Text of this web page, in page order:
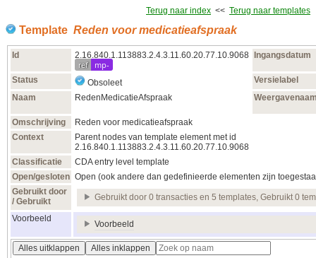
Terug naar index << Terug naar templates
Template Reden voor medicatieafspraak
Id 2.16.840.1.113883.2.4.3.11.60.20.77.10.9068
ref mp-
Ingangsdatum
Status Obsoleet
Versielabel
Naam
RedenMedicatieAfspraak
Omschrijving
Reden voor medicatieafspraak
Context
Parent nodes van template element met id
2.16.840.1.113883.2.4.3.11.60.20.77.10.9068
Classificatie
CDA entry level template
Open/gesloten Open (ook andere dan gedefinieerde elementen zijn
Gebruikt door
/ Gebruikt
Gebruikt door 0 transacties en 5 templates, Gebruikt 0
Voorbeeld
Voorbeeld
Alles uitklappen
Alles inklappen